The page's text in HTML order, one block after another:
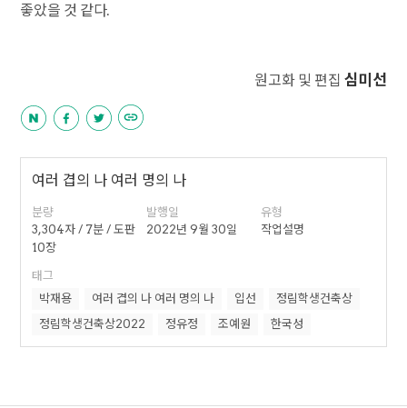
좋았을 것 같다.
원고화 및 편집 심미선
여러 겹의 나 여러 명의 나
분량
3,304자 / 7분 / 도판
10장
발행일
2022년 9월 30일
유형
작업설명
태그
박재용
여러 겹의 나 여러 명의 나 입선
정림학생건축상
정림학생건축상2022
정유정 조예원 한국성